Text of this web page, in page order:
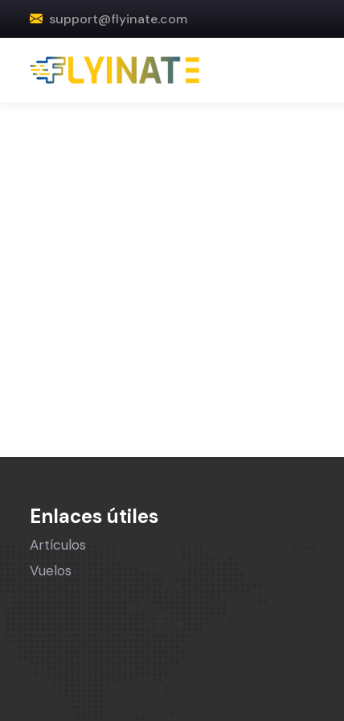
support@flyinate.com
Enlaces útiles
Artículos
Vuelos